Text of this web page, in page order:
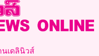
เดลินิวส์